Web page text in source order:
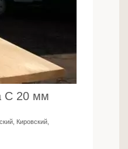
C 20 мм
Кировский,